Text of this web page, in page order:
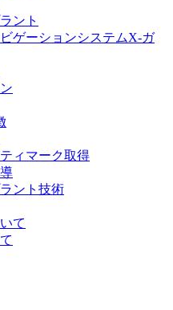
ント
ゲーションシステムX-ガ
ィマーク取得
ント技術
て